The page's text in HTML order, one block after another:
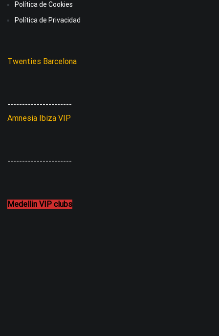
Política de Cookies
Política de Privacidad
Twenties Barcelona
----------------------
Amnesia Ibiza VIP
----------------------
Medellin VIP clubs